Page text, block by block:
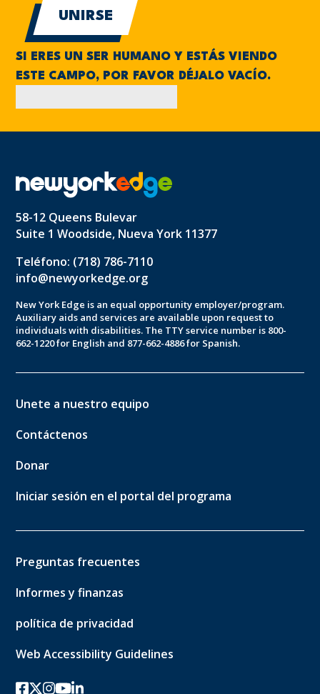
SI ERES UN SER HUMANO Y ESTÁS VIENDO
ESTE CAMPO, POR FAVOR DÉJALO VACÍO.
58-12 Queens Bulevar
Suite 1 Woodside, Nueva York 11377
Teléfono: (718) 786-7110
info@newyorkedge.org
New York Edge is an equal opportunity employer/program.
Auxiliary aids and services are available upon request to
individuals with disabilities. The TTY service number is 800-
662-1220 for English and 877-662-4886 for Spanish.
Unete a nuestro equipo
Contáctenos
Donar
Iniciar sesión en el portal del programa
Preguntas frecuentes
Informes y finanzas
política de privacidad
Web Accessibility Guidelines
Facebook
twitter-x
Instagram
YouTube
linkedin